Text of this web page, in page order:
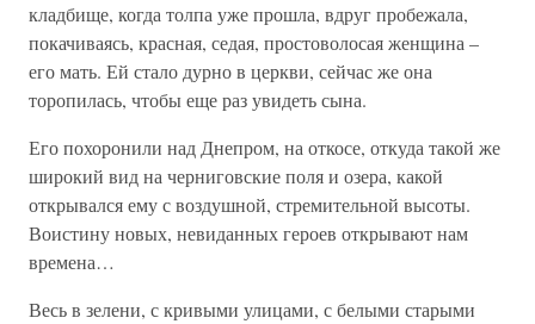
кладбище, когда толпа уже прошла, вдруг пробежала,
покачиваясь, красная, седая, простоволосая женщина –
его мать. Ей стало дурно в церкви, сейчас же она
торопилась, чтобы еще раз увидеть сына.
Его похоронили над Днепром, на откосе, откуда такой же
широкий вид на черниговские поля и озера, какой
открывался ему с воздушной, стремительной высоты.
Воистину новых, невиданных героев открывают нам
времена…
Весь в зелени, с кривыми улицами, с белыми старыми